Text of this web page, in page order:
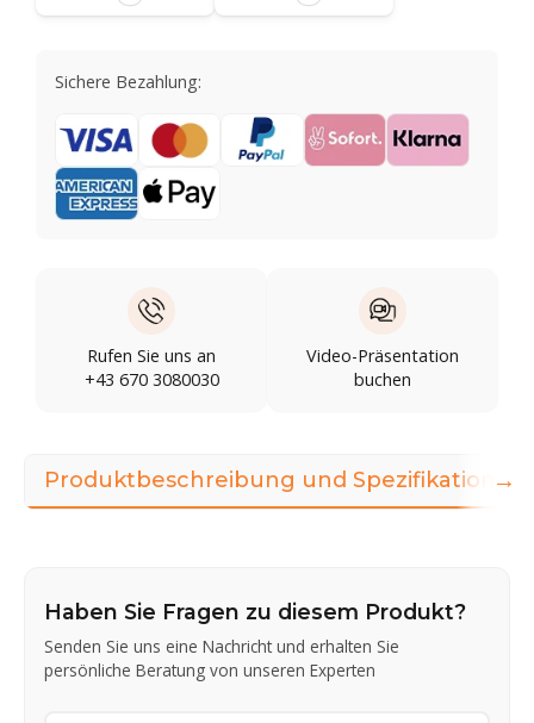
Sichere Bezahlung:
Rufen Sie uns an
+43 670 3080030
Video-Präsentation
buchen
Produktbeschreibung und Spezifikationen
Haben Sie Fragen zu diesem Produkt?
Senden Sie uns eine Nachricht und erhalten Sie
persönliche Beratung von unseren Experten
→